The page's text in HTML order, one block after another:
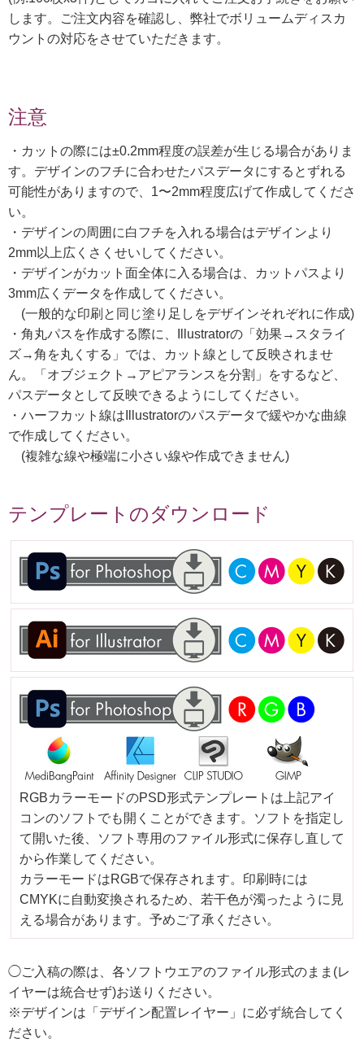
します。ご注文内容を確認し、弊社でボリュームディスカ
ウントの対応をさせていただきます。
注意
・カットの際には±0.2mm程度の誤差が生じる場合がありま
す。デザインのフチに合わせたパスデータにするとずれる
可能性がありますので、1〜2mm程度広げて作成してくださ
い。
・デザインの周囲に白フチを入れる場合はデザインより
2mm以上広くさくせいしてください。
・デザインがカット面全体に入る場合は、カットパスより
3mm広くデータを作成してください。
(一般的な印刷と同じ塗り足しをデザインそれぞれに作成)
・角丸パスを作成する際に、Illustratorの「効果→スタライ
ズ→角を丸くする」では、カット線として反映されませ
ん。「オブジェクト→アピアランスを分割」をするなど、
パスデータとして反映できるようにしてください。
・ハーフカット線はIllustratorのパスデータで緩やかな曲線
で作成してください。
(複雑な線や極端に小さい線や作成できません)
テンプレートのダウンロード
RGBカラーモードのPSD形式テンプレートは上記アイ
コンのソフトでも開くことができます。ソフトを指定し
て開いた後、ソフト専用のファイル形式に保存し直して
から作業してください。
カラーモードはRGBで保存されます。印刷時には
CMYKに自動変換されるため、若干色が濁ったように見
える場合があります。予めご了承ください。
◯ご入稿の際は、各ソフトウエアのファイル形式のまま(レ
イヤーは統合せず)お送りください。
※デザインは「デザイン配置レイヤー」に必ず統合してく
ださい。